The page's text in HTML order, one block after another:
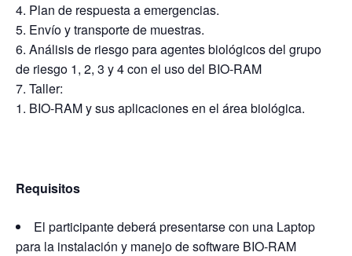
Plan de respuesta a emergencias.
Envío y transporte de muestras.
Análisis de riesgo para agentes biológicos del grupo
de riesgo 1, 2, 3 y 4 con el uso del BIO-RAM
Taller:
BIO-RAM y sus aplicaciones en el área biológica.
Requisitos
El participante deberá presentarse con una Laptop
para la instalación y manejo de software BIO-RAM